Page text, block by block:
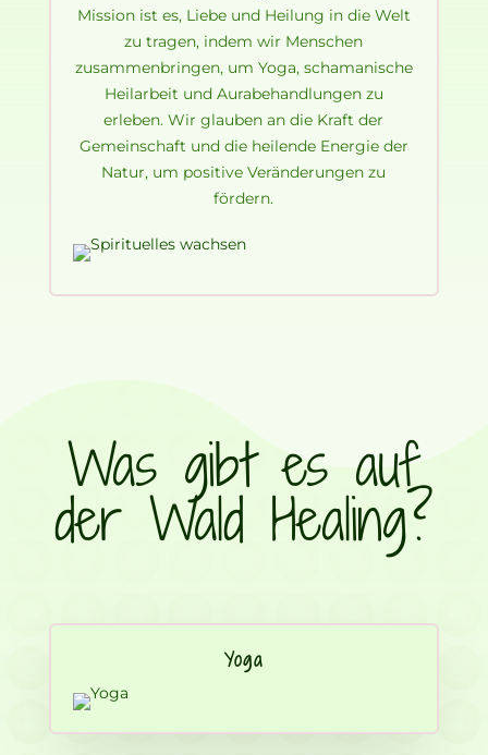
Mission ist es, Liebe und Heilung in die Welt
zu tragen, indem wir Menschen
zusammenbringen, um Yoga, schamanische
Heilarbeit und Aurabehandlungen zu
erleben. Wir glauben an die Kraft der
Gemeinschaft und die heilende Energie der
Natur, um positive Veränderungen zu
fördern.
Was gibt es auf
der Wald Healing?
Yoga